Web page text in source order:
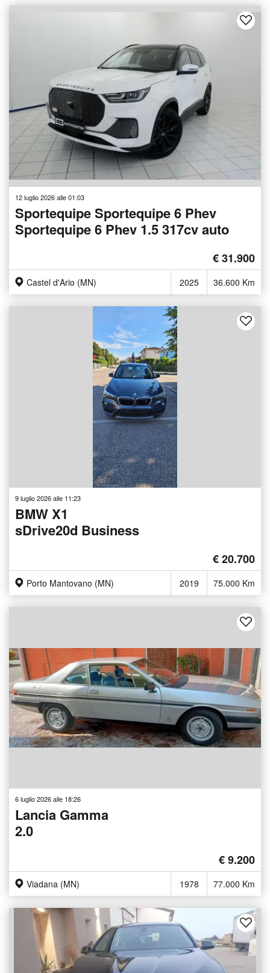
12 luglio 2026 alle 01:03
Sportequipe Sportequipe 6 Phev
Sportequipe 6 Phev 1.5 317cv auto
€ 31.900
Castel d'Ario (MN) 2025 36.600 Km
9 luglio 2026 alle 11:23
BMW X1
sDrive20d Business
€ 20.700
Porto Mantovano (MN) 2019 75.000 Km
6 luglio 2026 alle 18:26
Lancia Gamma
2.0
€ 9.200
Viadana (MN) 1978 77.000 Km